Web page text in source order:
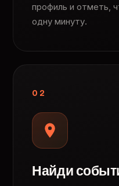
профиль и отметь,
одну минуту.
02
Найди